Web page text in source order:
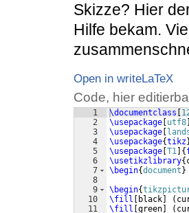
Skizze? Hier
Hilfe bekam.
Open in writeLaTeX
Code, hier
1
2
3
4
5
6
7
8
9
10
11
\documentclass
\usepackage utf8
\usepackage
\usepackage{tikz
\usepackage T1 {
\usetikzlibrary{
\begin{document }
\begin{
\fill
black (
\fill green (